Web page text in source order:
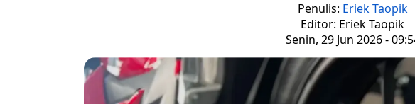
Penulis: Eriek Taopik
Editor: Eriek Taopik
Senin, 29 Jun 2026 -